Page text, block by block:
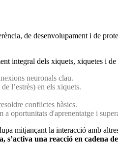
de desenvolupament i de
integral dels xiquets, xiquetes i de
neuronals clau.
l’estrès) en els xiquets.
conflictes bàsics.
oportunitats d'aprenentatge i
mitjançant la interacció amb
s’activa una reacció en cadena